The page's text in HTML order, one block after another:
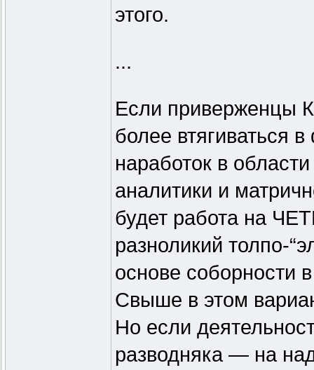
этого.
...
Если приверженцы
более втягиваться
наработок в
аналитики и
будет работа на
разноликий толпо-
основе соборности
Свыше в этом
Но если
разводняка — на